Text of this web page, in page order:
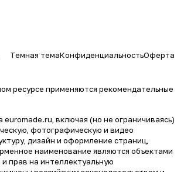
Темная темаКонфиденциальностьОферта
ресурсе применяются рекомендательные
euromade.ru, включая (но не ограничиваясь)
фотографическую и видео
дизайн и оформление страниц,
наименование являются объектами
и прав на интеллектуальную